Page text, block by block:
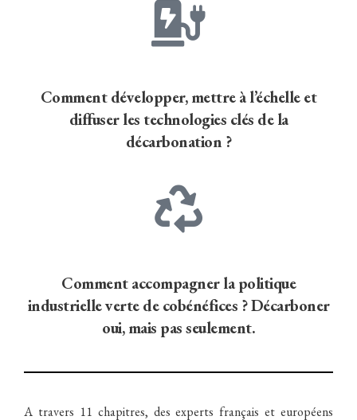
Comment développer, mettre à l’échelle et
diffuser les technologies clés de la
décarbonation ?
Comment accompagner la politique
industrielle verte de cobénéfices ? Décarboner
oui, mais pas seulement.
A travers 11 chapitres, des experts français et européens